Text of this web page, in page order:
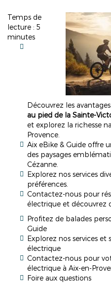
Temps de
lecture : 5
minutes
Découvrez les
au pied de la Sainte-
et explorez la richesse
Provence.
Aix eBike & Guide offre
des paysages
Cézanne.
Explorez nos services
préférences.
Contactez-nous pour
électrique et découvrez
Profitez de balades
Guide
Explorez nos services
électrique
Contactez-nous pour
électrique à Aix-en-
Foire aux questions